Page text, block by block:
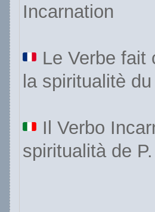
Incarnation
Le Verbe fait
la spiritualitè
Il Verbo
spiritualità de